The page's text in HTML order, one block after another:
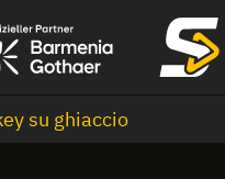
su ghiaccio